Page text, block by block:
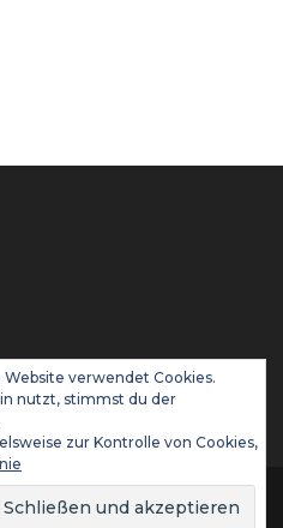
BAUER.COM | 0152 -
verwendet Cookies.
nutzt, stimmst du der
zur Kontrolle von Cookies,